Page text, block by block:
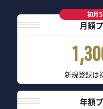
初月
月額
新規登録は
年額